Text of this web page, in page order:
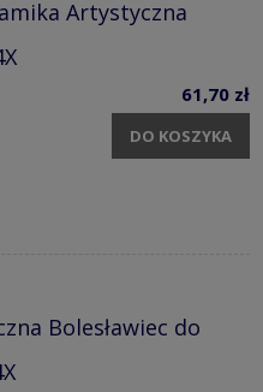
Artystyczna
61,70 zł
DO KOSZYKA
Bolesławiec do